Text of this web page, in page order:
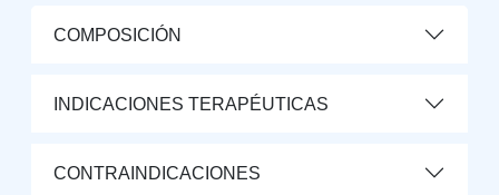
COMPOSICIÓN
INDICACIONES TERAPÉUTICAS
CONTRAINDICACIONES